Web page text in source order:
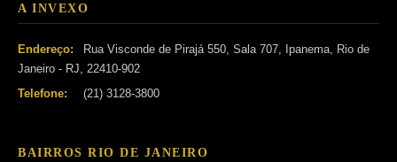
A INVEXO
Endereço:
Rua Visconde de Pirajá 550, Sala 707, Ipanema, Rio de
Janeiro - RJ, 22410-902
Telefone:
(21) 3128-3800
BAIRROS RIO DE JANEIRO